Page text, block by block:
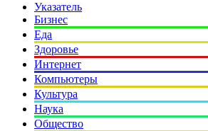
Указатель
Бизнес
Еда
Здоровье
Интернет
Компьютеры
Культура
Наука
Общество